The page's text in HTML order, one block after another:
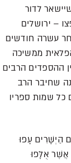
לדור
– ירושלים
עשרה חודשים
ממשיכה
הרבים
שחיבר הרב
שמות ספריו
עָפוּ
אֻלָּפוּ